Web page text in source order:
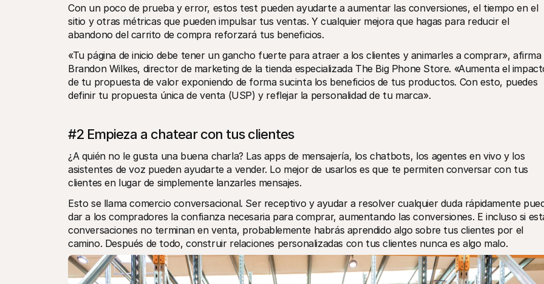
Con un poco de prueba y error, estos test pueden ayudarte a aumentar las conversiones, el tiempo en el
sitio y otras métricas que pueden impulsar tus ventas. Y cualquier mejora que hagas para reducir el
abandono del carrito de compra reforzará tus beneficios.
«Tu página de inicio debe tener un gancho fuerte para atraer a los clientes y animarles a comprar», afirma
Brandon Wilkes, director de marketing de la tienda especializada The Big Phone Store. «Aumenta el
de tu propuesta de valor exponiendo de forma sucinta los beneficios de tus productos. Con esto, puedes
definir tu propuesta única de venta (USP) y reflejar la personalidad de tu marca».
#2 Empieza a chatear con tus clientes
¿A quién no le gusta una buena charla? Las apps de mensajería, los chatbots, los agentes en vivo y los
asistentes de voz pueden ayudarte a vender. Lo mejor de usarlos es que te permiten conversar con tus
clientes en lugar de simplemente lanzarles mensajes.
Esto se llama comercio conversacional. Ser receptivo y ayudar a resolver cualquier duda rápidamente
dar a los compradores la confianza necesaria para comprar, aumentando las conversiones. E incluso si
conversaciones no terminan en venta, probablemente habrás aprendido algo sobre tus clientes por el
camino. Después de todo, construir relaciones personalizadas con tus clientes nunca es algo malo.